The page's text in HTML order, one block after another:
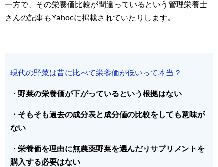
一方で、その栄養価比較が間違っているという管理栄養士
さんの記事もYahooに掲載されていたりします。
現代の野菜は昔に比べて栄養価が低いって本当？
・野菜の栄養価が下がっているという根拠はない
・そもそも過去の成分表と成分値の比較をしても意味が
ない
・栄養価を理由に無農薬野菜を選んだりサプリメントを
購入する必要はない